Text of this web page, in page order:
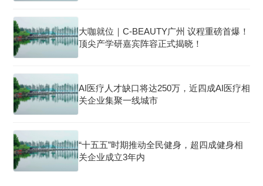
大咖就位｜C-BEAUTY广州 议程重磅首爆！
顶尖产学研嘉宾阵容正式揭晓！
AI医疗人才缺口将达250万，近四成AI医疗相
关企业集聚一线城市
“十五五”时期推动全民健身，超四成健身相
关企业成立3年内